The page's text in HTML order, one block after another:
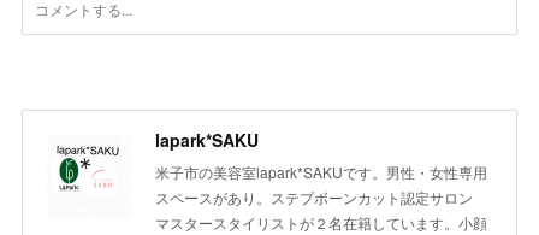
lapark*SAKU
米子市の美容室lapark*SAKUです。男性・女性専用
スペースがあり。ステプボーンカット認定サロン
マスタースタイリストが２名在籍しています。小顔